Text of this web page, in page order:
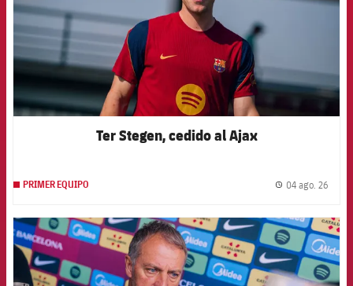
Ter Stegen, cedido al Ajax
PRIMER EQUIPO 04 ago. 26
FCB Barcelona badge